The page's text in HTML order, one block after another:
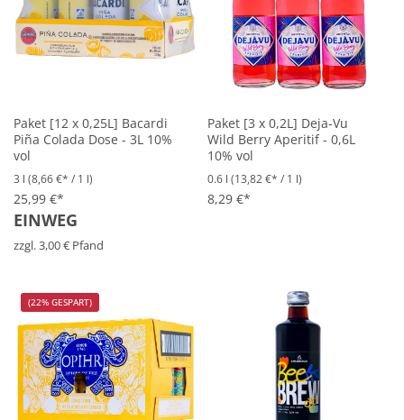
Paket [12 x 0,25L] Bacardi
Piña Colada Dose - 3L 10%
vol
3 l (8,66 €* / 1 l)
25,99 €*
EINWEG
zzgl. 3,00 € Pfand
Paket [3 x 0,2L] Deja-Vu
Wild Berry Aperitif - 0,6L
10% vol
0.6 l (13,82 €* / 1 l)
8,29 €*
(22% GESPART)